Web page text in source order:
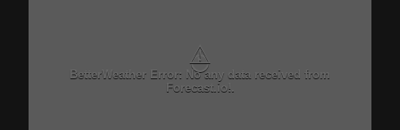
⚠
BetterWeather Error: No any data received from
Forecast.io!.